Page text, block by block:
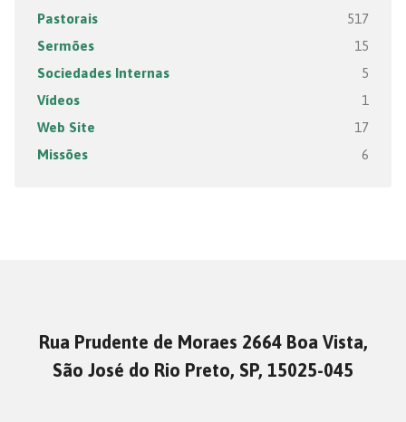
Pastorais 517
Sermões 15
Sociedades Internas 5
Vídeos 1
Web Site 17
Missões 6
Rua Prudente de Moraes 2664 Boa Vista,
São José do Rio Preto, SP, 15025-045